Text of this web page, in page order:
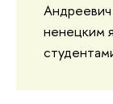
ненецким